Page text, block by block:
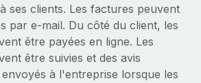
ses clients. Les factures peuvent
par e-mail. Du côté du client, les
être payées en ligne. Les
être suivies et des avis
à l'entreprise lorsque les